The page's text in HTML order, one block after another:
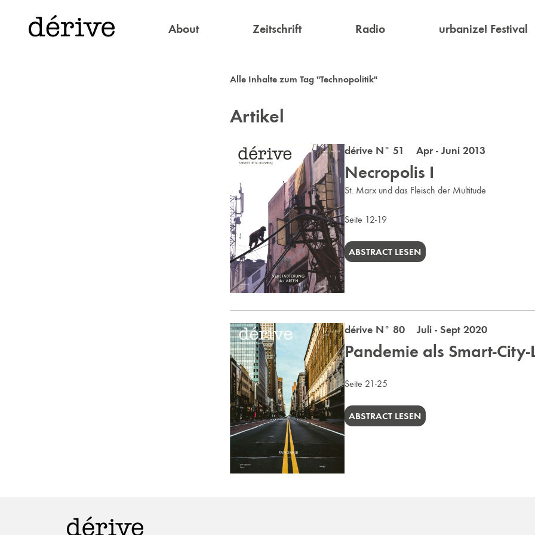
About Zeitschrift Radio urbanize! Festival
Alle Inhalte zum Tag "Technopolitik"
Artikel
dérive N° 51 Apr - Juni 2013
Necropolis I
St. Marx und das Fleisch der Multitude
Seite 12-19
ABSTRACT LESEN
dérive N° 80 Juli - Sept 2020
Pandemie als Smart-
Seite 21-25
ABSTRACT LESEN